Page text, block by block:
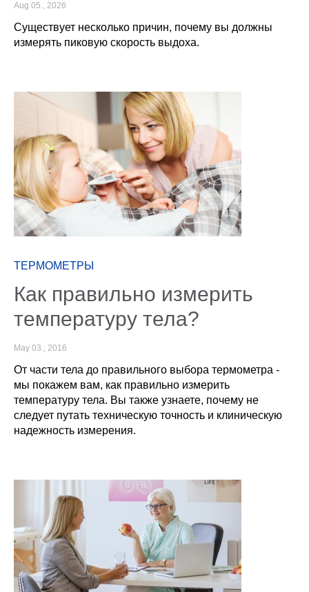
Aug 05., 2026
Существует несколько причин, почему вы должны
измерять пиковую скорость выдоха.
ТЕРМОМЕТРЫ
Как правильно измерить
температуру тела?
May 03., 2016
От части тела до правильного выбора термометра -
мы покажем вам, как правильно измерить
температуру тела. Вы также узнаете, почему не
следует путать техническую точность и клиническую
надежность измерения.